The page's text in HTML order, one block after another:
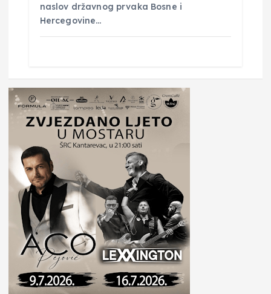
naslov državnog prvaka Bosne i
Hercegovine…